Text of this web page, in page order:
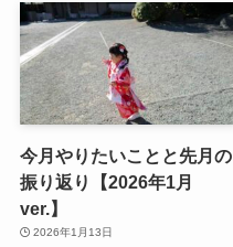
今月やりたいことと先月の
振り返り【2026年1月
ver.】
2026年1月13日